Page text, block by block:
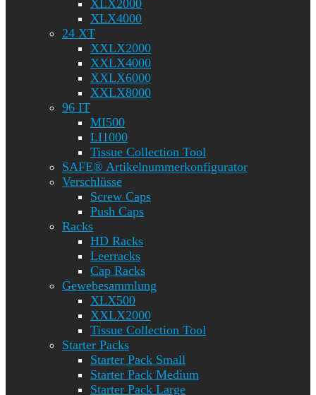
XLX2000
XLX4000
24 XT
XXLX2000
XXLX4000
XXLX6000
XXLX8000
96 IT
MI500
LI1000
Tissue Collection Tool
SAFE® Artikelnummerkonfigurator
Verschlüsse
Screw Caps
Push Caps
Racks
HD Racks
Leerracks
Cap Racks
Gewebesammlung
XLX500
XXLX2000
Tissue Collection Tool
Starter Packs
Starter Pack Small
Starter Pack Medium
Starter Pack Large